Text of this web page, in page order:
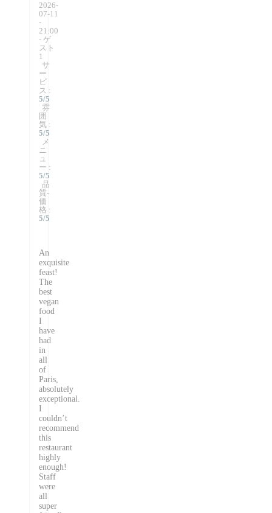
2026-
07-11
-
21:00
- ゲ
スト
1
サ
ー
ビ
ス :
5/5
雰
囲
気 :
5/5
メ
ニ
ュ
ー :
5/5
品
質-
価
格 :
5/5
An
exquisite
feast!
The
best
vegan
food
I
have
had
in
all
of
Paris,
absolutely
exceptional.
I
couldn’t
recommend
this
restaurant
highly
enough!
Staff
were
all
super